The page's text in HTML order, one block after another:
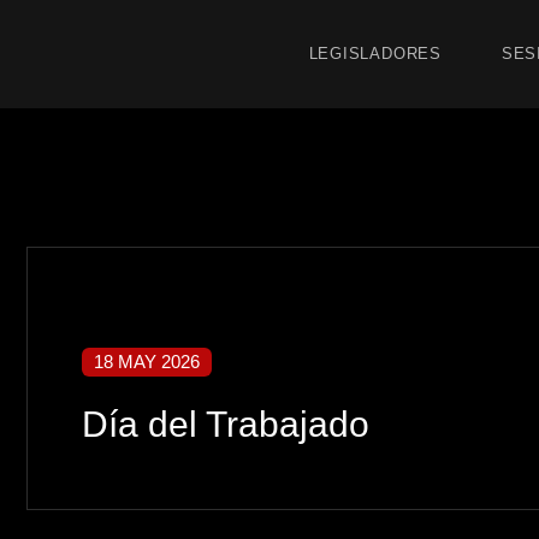
LEGISLADORES
18 MAY 2026
Día del Trabajado